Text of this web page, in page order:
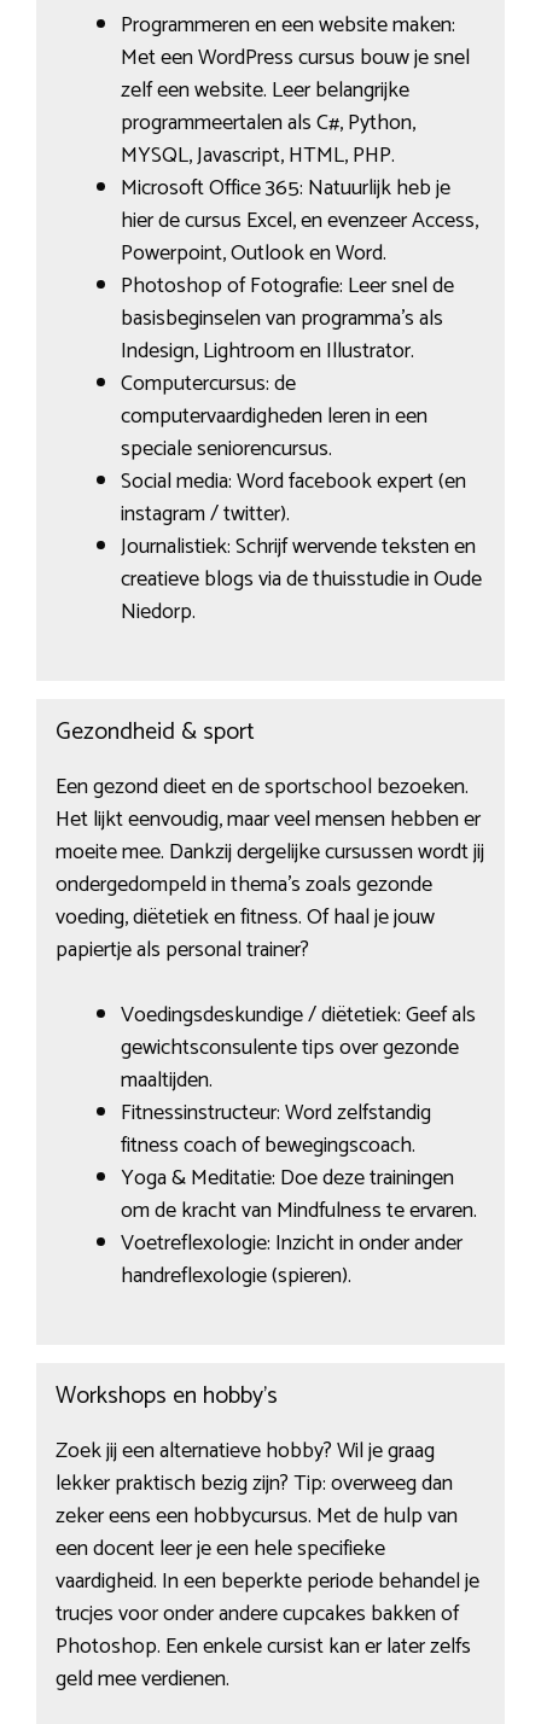
Programmeren en een website maken:
Met een WordPress cursus bouw je snel
zelf een website. Leer belangrijke
programmeertalen als C#, Python,
MYSQL, Javascript, HTML, PHP.
Microsoft Office 365: Natuurlijk heb je
hier de cursus Excel, en evenzeer Access,
Powerpoint, Outlook en Word.
Photoshop of Fotografie: Leer snel de
basisbeginselen van programma’s als
Indesign, Lightroom en Illustrator.
Computercursus: de
computervaardigheden leren in een
speciale seniorencursus.
Social media: Word facebook expert (en
instagram / twitter).
Journalistiek: Schrijf wervende teksten en
creatieve blogs via de thuisstudie in Oude
Niedorp.
Gezondheid & sport
Een gezond dieet en de sportschool bezoeken.
Het lijkt eenvoudig, maar veel mensen hebben er
moeite mee. Dankzij dergelijke cursussen wordt jij
ondergedompeld in thema’s zoals gezonde
voeding, diëtetiek en fitness. Of haal je jouw
papiertje als personal trainer?
Voedingsdeskundige / diëtetiek: Geef als
gewichtsconsulente tips over gezonde
maaltijden.
Fitnessinstructeur: Word zelfstandig
fitness coach of bewegingscoach.
Yoga & Meditatie: Doe deze trainingen
om de kracht van Mindfulness te ervaren.
Voetreflexologie: Inzicht in onder ander
handreflexologie (spieren).
Workshops en hobby’s
Zoek jij een alternatieve hobby? Wil je graag
lekker praktisch bezig zijn? Tip: overweeg dan
zeker eens een hobbycursus. Met de hulp van
een docent leer je een hele specifieke
vaardigheid. In een beperkte periode behandel je
trucjes voor onder andere cupcakes bakken of
Photoshop. Een enkele cursist kan er later zelfs
geld mee verdienen.